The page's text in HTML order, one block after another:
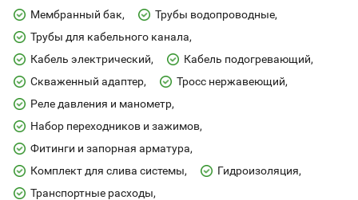
Мембранный бак
Трубы водопроводные
Трубы для кабельного канала
Кабель электрический
Кабель подогревающий
Скваженный адаптер
Тросс нержавеющий
Реле давления и манометр
Набор переходников и зажимов
Фитинги и запорная арматура
Комплект для слива системы
Гидроизоляция
Транспортные расходы